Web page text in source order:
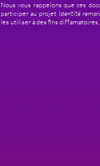
Nous vous rappelons que ces
participer au projet Identité
les utiliser à des fins